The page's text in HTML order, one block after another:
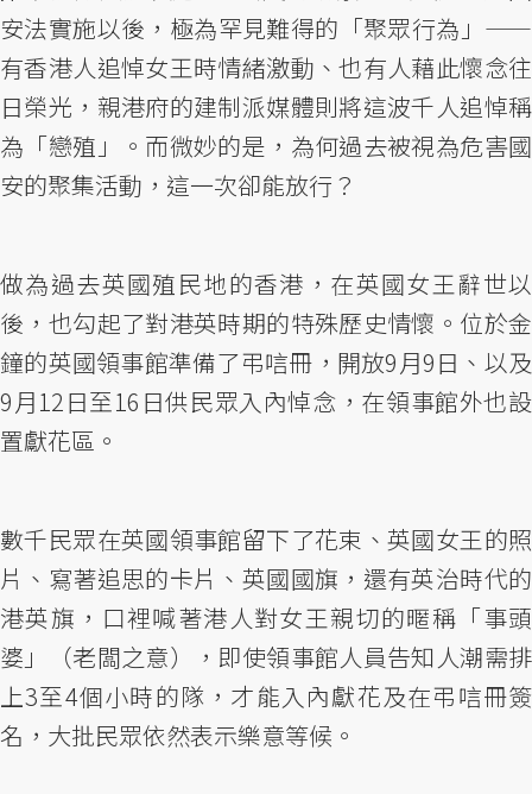
安法實施以後，極為罕見難得的「聚眾行為」——
有香港人追悼女王時情緒激動、也有人藉此懷念往
日榮光，親港府的建制派媒體則將這波千人追悼稱
為「戀殖」。而微妙的是，為何過去被視為危害國
安的聚集活動，這一次卻能放行？
做為過去英國殖民地的香港，在英國女王辭世以
後，也勾起了對港英時期的特殊歷史情懷。位於金
鐘的英國領事館準備了弔唁冊，開放9月9日、以及
9月12日至16日供民眾入內悼念，在領事館外也設
置獻花區。
數千民眾在英國領事館留下了花束、英國女王的照
片、寫著追思的卡片、英國國旗，還有英治時代的
港英旗，口裡喊著港人對女王親切的暱稱「事頭
婆」（老闆之意），即使領事館人員告知人潮需排
上3至4個小時的隊，才能入內獻花及在弔唁冊簽
名，大批民眾依然表示樂意等候。